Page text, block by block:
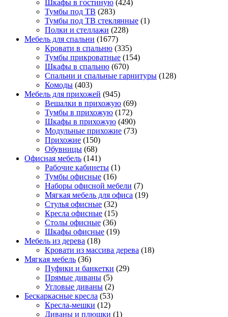
Шкафы в гостиную (424)
Тумбы под ТВ (283)
Тумбы под ТВ стеклянные (1)
Полки и стеллажи (228)
Мебель для спальни (1677)
Кровати в спальню (335)
Тумбы прикроватные (154)
Шкафы в спальню (670)
Спальни и спальные гарнитуры (128)
Комоды (403)
Мебель для прихожей (945)
Вешалки в прихожую (69)
Тумбы в прихожую (172)
Шкафы в прихожую (490)
Модульные прихожие (73)
Прихожие (150)
Обувницы (68)
Офисная мебель (141)
Рабочие кабинеты (1)
Тумбы офисные (16)
Наборы офисной мебели (7)
Мягкая мебель для офиса (19)
Стулья офисные (32)
Кресла офисные (15)
Столы офисные (36)
Шкафы офисные (19)
Мебель из дерева (18)
Кровати из массива дерева (18)
Мягкая мебель (36)
Пуфики и банкетки (29)
Прямые диваны (5)
Угловые диваны (2)
Бескаркасные кресла (53)
Кресла-мешки (12)
Диваны и плюшки (1)